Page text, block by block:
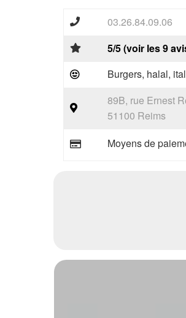
03.26.84.09.06
5/5 (voir les 9
Burgers, halal,
89B, rue Ernest
51100 Reims
Moyens de